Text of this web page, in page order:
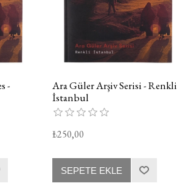
-
Ara Güler Arşiv Serisi - Renkli
İstanbul
₺250,00
SEPETE EKLE